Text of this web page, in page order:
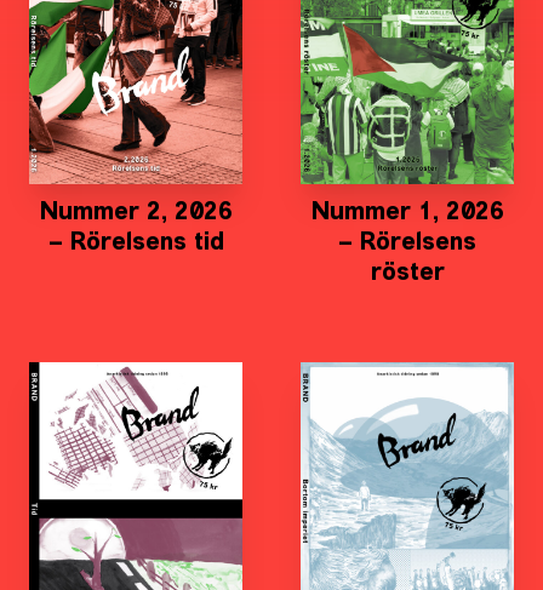
Nummer 2, 2026
– Rörelsens tid
Nummer 1, 2026
– Rörelsens
röster